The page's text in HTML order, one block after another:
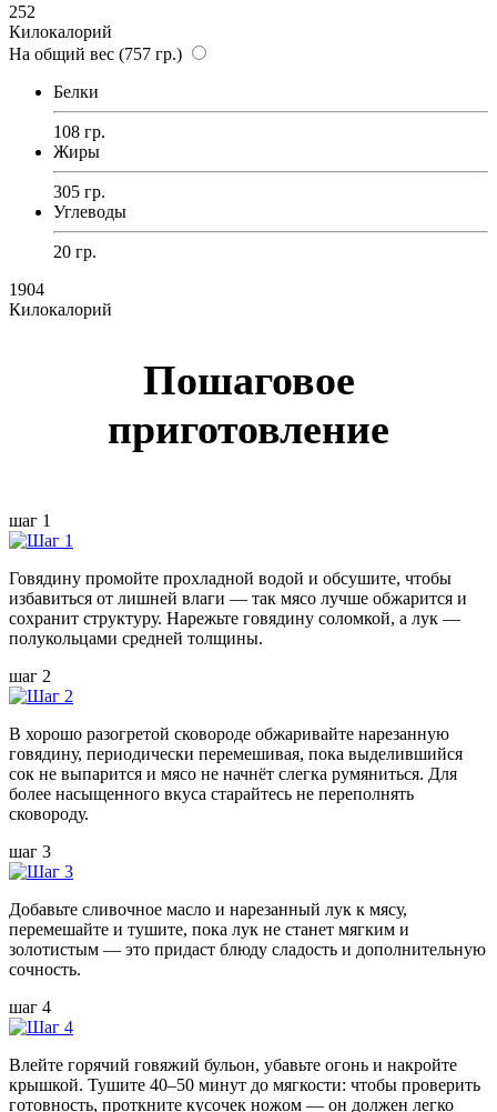
252
Килокалорий
На общий вес (757 гр.)
Белки
108 гр.
Жиры
305 гр.
Углеводы
20 гр.
1904
Килокалорий
Пошаговое
приготовление
шаг 1
Говядину промойте прохладной водой и обсушите, чтобы
избавиться от лишней влаги — так мясо лучше обжарится и
сохранит структуру. Нарежьте говядину соломкой, а лук —
полукольцами средней толщины.
шаг 2
В хорошо разогретой сковороде обжаривайте нарезанную
говядину, периодически перемешивая, пока выделившийся
сок не выпарится и мясо не начнёт слегка румяниться. Для
более насыщенного вкуса старайтесь не переполнять
сковороду.
шаг 3
Добавьте сливочное масло и нарезанный лук к мясу,
перемешайте и тушите, пока лук не станет мягким и
золотистым — это придаст блюду сладость и дополнительную
сочность.
шаг 4
Влейте горячий говяжий бульон, убавьте огонь и накройте
крышкой. Тушите 40–50 минут до мягкости: чтобы проверить
готовность, проткните кусочек ножом — он должен легко